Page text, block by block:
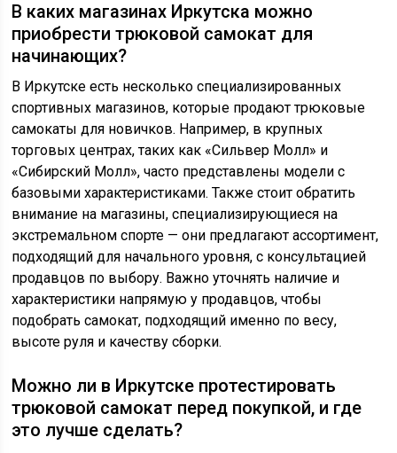
В каких магазинах Иркутска можно
приобрести трюковой самокат для
начинающих?
В Иркутске есть несколько специализированных
спортивных магазинов, которые продают трюковые
самокаты для новичков. Например, в крупных
торговых центрах, таких как «Сильвер Молл» и
«Сибирский Молл», часто представлены модели с
базовыми характеристиками. Также стоит обратить
внимание на магазины, специализирующиеся на
экстремальном спорте — они предлагают ассортимент,
подходящий для начального уровня, с консультацией
продавцов по выбору. Важно уточнять наличие и
характеристики напрямую у продавцов, чтобы
подобрать самокат, подходящий именно по весу,
высоте руля и качеству сборки.
Можно ли в Иркутске протестировать
трюковой самокат перед покупкой, и где
это лучше сделать?